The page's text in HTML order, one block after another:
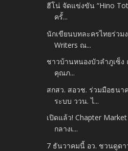
ฮีโน่ จัดแข่งขัน “Hino
ครั้...
นักเขียนบทละครไทยร่วม
Writers ณ...
ชาวบ้านหนองบัวลำภูเซ็
คุณภ...
สกสว. สอวช. ร่วมมือธนา
ระบบ ววน. ไ...
เปิดแล้ว! Chapter
กลางเ...
7 ธันวาคมนี้ อว. ชวนดูด